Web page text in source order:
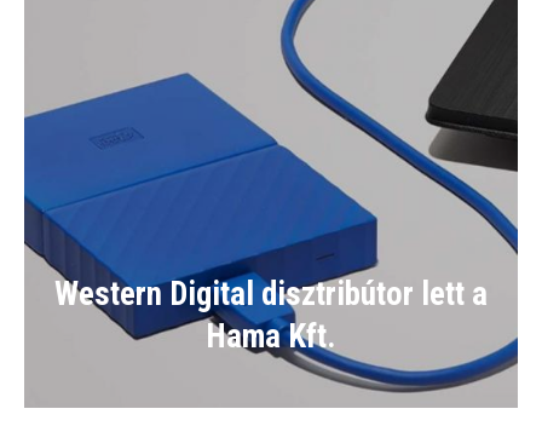
Western Digital disztribútor lett a
Hama Kft.